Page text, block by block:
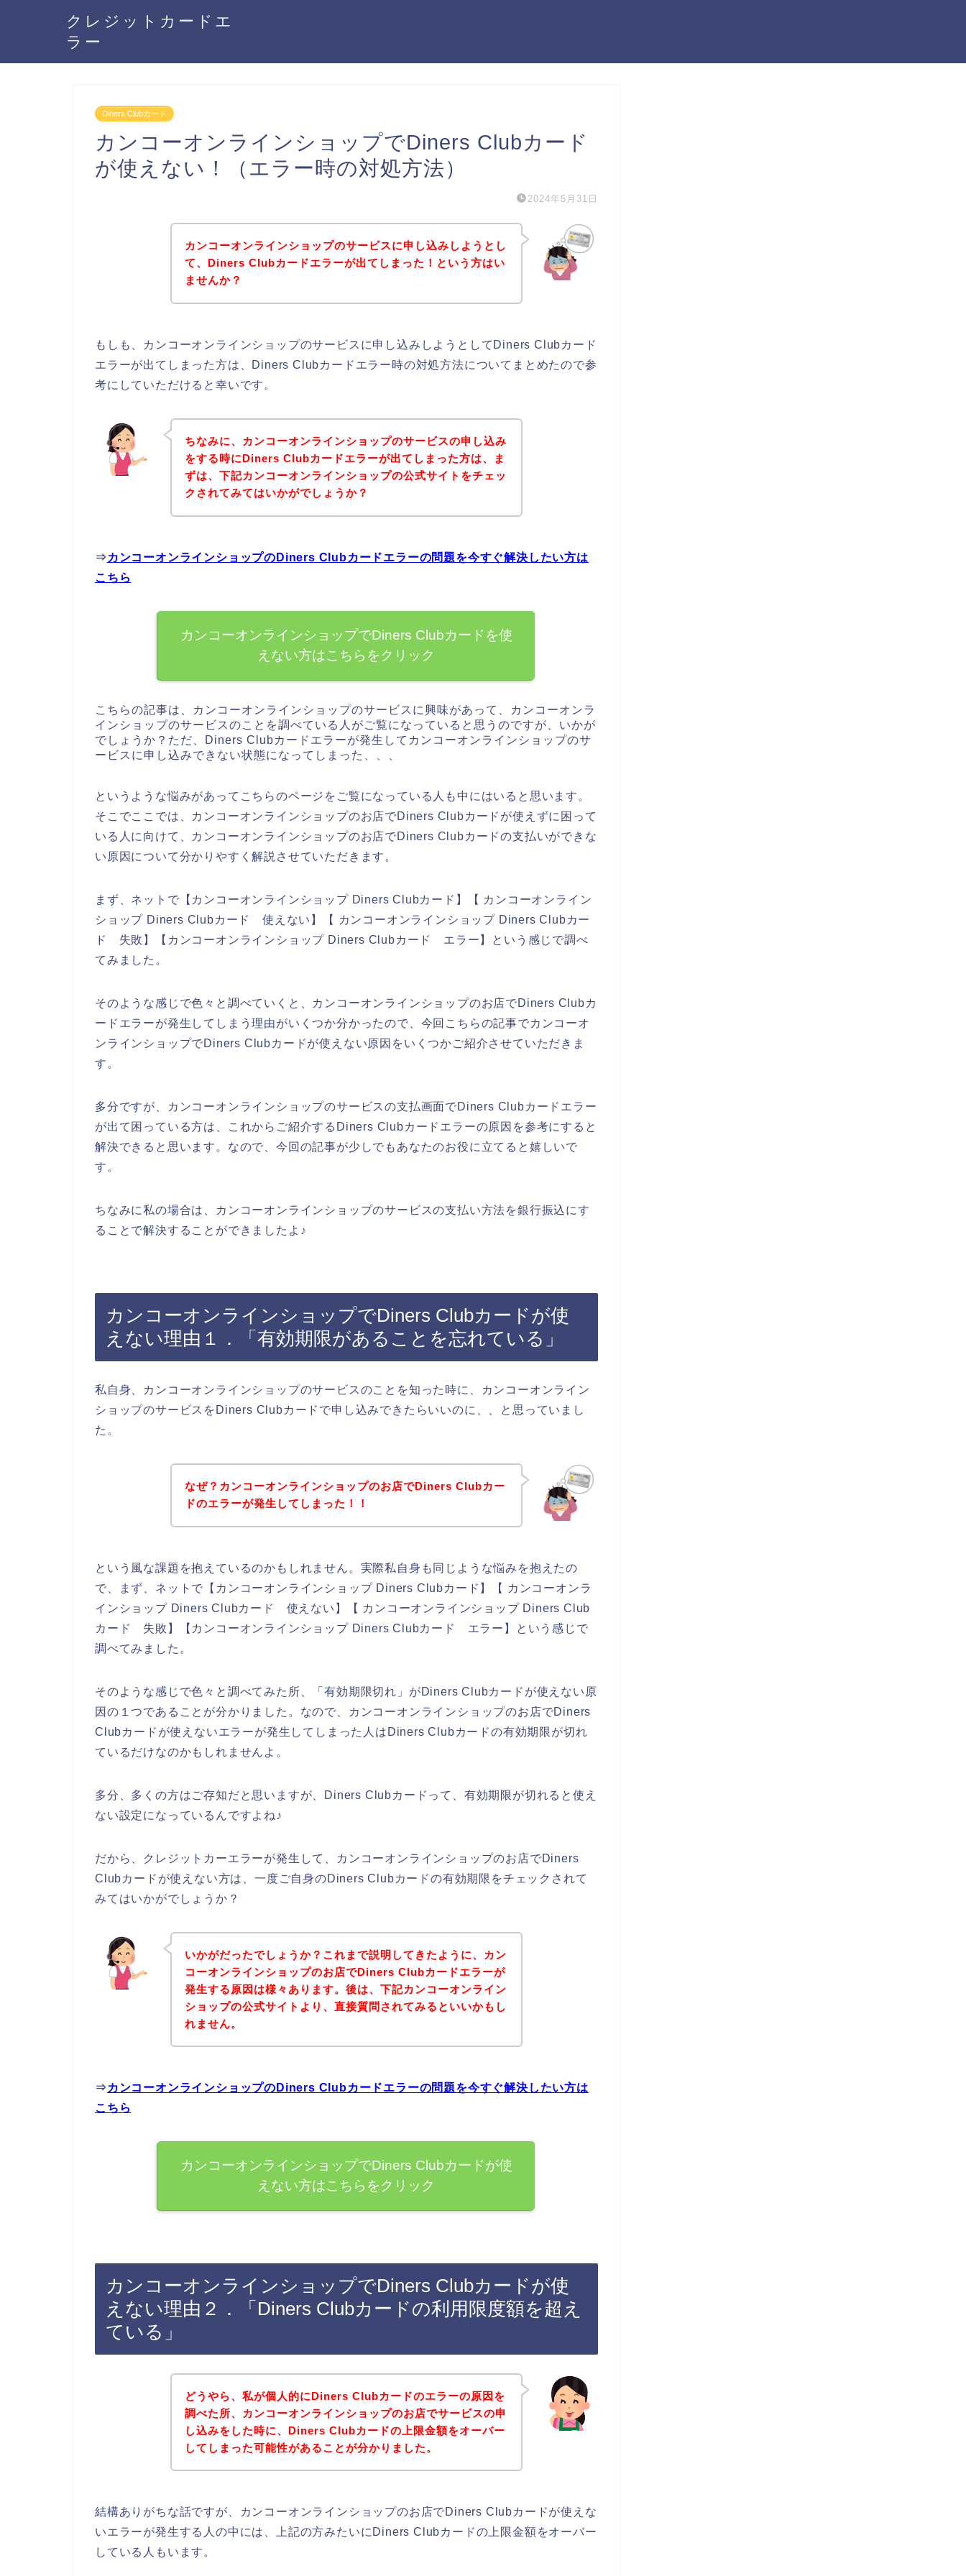
クレジットカードエ
ラー
Diners Clubカード
カンコーオンラインショップでDiners Clubカード
が使えない！（エラー時の対処方法）
2024年5月31日
カンコーオンラインショップのサービスに申し込みしようとし
て、Diners Clubカードエラーが出てしまった！という方はい
ませんか？
もしも、カンコーオンラインショップのサービスに申し込みしようとしてDiners Clubカード
エラーが出てしまった方は、Diners Clubカードエラー時の対処方法についてまとめたので参
考にしていただけると幸いです。
ちなみに、カンコーオンラインショップのサービスの申し込み
をする時にDiners Clubカードエラーが出てしまった方は、ま
ずは、下記カンコーオンラインショップの公式サイトをチェッ
クされてみてはいかがでしょうか？
⇒ カンコーオンラインショップのDiners Clubカードエラーの問題を今すぐ解決したい方は
こちら
カンコーオンラインショップでDiners Clubカードを使
えない方はこちらをクリック
こちらの記事は、カンコーオンラインショップのサービスに興味があって、カンコーオンラ
インショップのサービスのことを調べている人がご覧になっていると思うのですが、いかが
でしょうか？ただ、Diners Clubカードエラーが発生してカンコーオンラインショップのサ
ービスに申し込みできない状態になってしまった、、、
というような悩みがあってこちらのページをご覧になっている人も中にはいると思います。
そこでここでは、カンコーオンラインショップのお店でDiners Clubカードが使えずに困って
いる人に向けて、カンコーオンラインショップのお店でDiners Clubカードの支払いができな
い原因について分かりやすく解説させていただきます。
まず、ネットで【カンコーオンラインショップ Diners Clubカード】【 カンコーオンライン
ショップ Diners Clubカード 使えない】【 カンコーオンラインショップ Diners Clubカー
ド 失敗】【カンコーオンラインショップ Diners Clubカード エラー】という感じで調べ
てみました。
そのような感じで色々と調べていくと、カンコーオンラインショップのお店でDiners Clubカ
ードエラーが発生してしまう理由がいくつか分かったので、今回こちらの記事でカンコーオ
ンラインショップでDiners Clubカードが使えない原因をいくつかご紹介させていただきま
す。
多分ですが、カンコーオンラインショップのサービスの支払画面でDiners Clubカードエラー
が出て困っている方は、これからご紹介するDiners Clubカードエラーの原因を参考にすると
解決できると思います。なので、今回の記事が少しでもあなたのお役に立てると嬉しいで
す。
ちなみに私の場合は、カンコーオンラインショップのサービスの支払い方法を銀行振込にす
ることで解決することができましたよ♪
カンコーオンラインショップでDiners Clubカードが使
えない理由１．「有効期限があることを忘れている」
私自身、カンコーオンラインショップのサービスのことを知った時に、カンコーオンライン
ショップのサービスをDiners Clubカードで申し込みできたらいいのに、、と思っていまし
た。
なぜ？カンコーオンラインショップのお店でDiners Clubカー
ドのエラーが発生してしまった！！
という風な課題を抱えているのかもしれません。実際私自身も同じような悩みを抱えたの
で、まず、ネットで【カンコーオンラインショップ Diners Clubカード】【 カンコーオンラ
インショップ Diners Clubカード 使えない】【 カンコーオンラインショップ Diners Club
カード 失敗】【カンコーオンラインショップ Diners Clubカード エラー】という感じで
調べてみました。
そのような感じで色々と調べてみた所、「有効期限切れ」がDiners Clubカードが使えない原
因の１つであることが分かりました。なので、カンコーオンラインショップのお店でDiners
Clubカードが使えないエラーが発生してしまった人はDiners Clubカードの有効期限が切れ
ているだけなのかもしれませんよ。
多分、多くの方はご存知だと思いますが、Diners Clubカードって、有効期限が切れると使え
ない設定になっているんですよね♪
だから、クレジットカーエラーが発生して、カンコーオンラインショップのお店でDiners
Clubカードが使えない方は、一度ご自身のDiners Clubカードの有効期限をチェックされて
みてはいかがでしょうか？
いかがだったでしょうか？これまで説明してきたように、カン
コーオンラインショップのお店でDiners Clubカードエラーが
発生する原因は様々あります。後は、下記カンコーオンライン
ショップの公式サイトより、直接質問されてみるといいかもし
れません。
⇒ カンコーオンラインショップのDiners Clubカードエラーの問題を今すぐ解決したい方は
こちら
カンコーオンラインショップでDiners Clubカードが使
えない方はこちらをクリック
カンコーオンラインショップでDiners Clubカードが使
えない理由２．「Diners Clubカードの利用限度額を超え
ている」
どうやら、私が個人的にDiners Clubカードのエラーの原因を
調べた所、カンコーオンラインショップのお店でサービスの申
し込みをした時に、Diners Clubカードの上限金額をオーバー
してしまった可能性があることが分かりました。
結構ありがちな話ですが、カンコーオンラインショップのお店でDiners Clubカードが使えな
いエラーが発生する人の中には、上記の方みたいにDiners Clubカードの上限金額をオーバー
している人もいます。